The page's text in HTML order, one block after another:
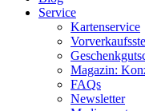
Service
Kartenservice
Magazin:
FAQs
Newsletter